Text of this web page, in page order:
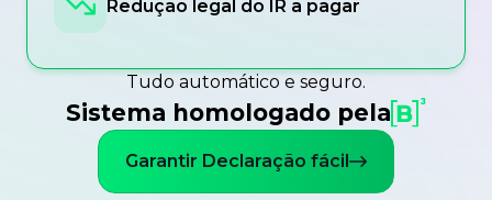
Redução legal do IR a pagar
Tudo automático e seguro.
Sistema homologado pela
Garantir Declaração fácil